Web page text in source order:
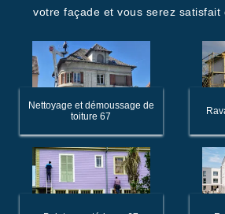
votre façade et vous serez satisfait
Nettoyage et démoussage de
toiture 67